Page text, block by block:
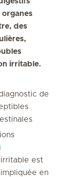
organes
des
irritable.
de
est
en